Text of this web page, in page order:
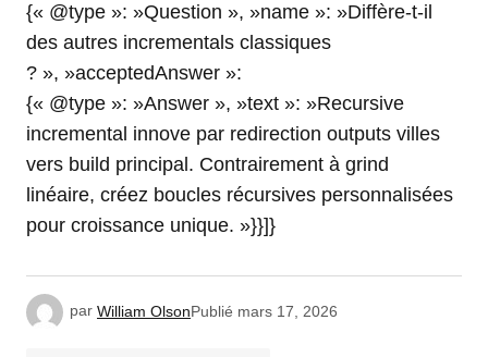
{« @type »: »Question », »name »: »Diffère-t-il
des autres incrementals classiques
? », »acceptedAnswer »:
{« @type »: »Answer », »text »: »Recursive
incremental innove par redirection outputs villes
vers build principal. Contrairement à grind
linéaire, créez boucles récursives personnalisées
pour croissance unique. »}}]}
par William OlsonPublié mars 17, 2026